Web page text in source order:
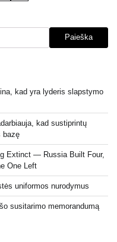
Paieška
kad yra lyderis slapstymo
kad sustiprintų
bazę
Extinct — Russia Built Four,
One Left
uniformos nurodymus
susitarimo memorandumą